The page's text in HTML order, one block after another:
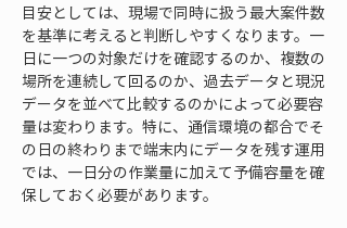
目安としては、現場で同時に扱う最大案件数
を基準に考えると判断しやすくなります。一
日に一つの対象だけを確認するのか、複数の
場所を連続して回るのか、過去データと現況
データを並べて比較するのかによって必要容
量は変わります。特に、通信環境の都合でそ
の日の終わりまで端末内にデータを残す運用
では、一日分の作業量に加えて予備容量を確
保しておく必要があります。